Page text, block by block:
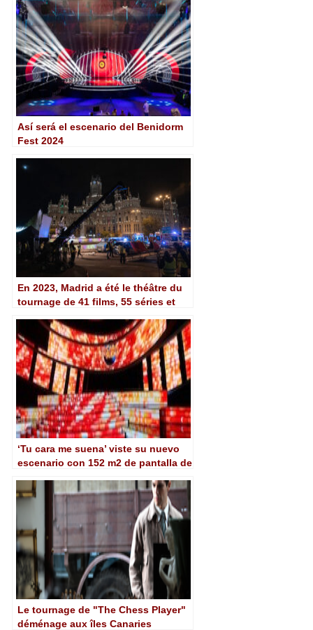
Así será el escenario del Benidorm
Fest 2024
En 2023, Madrid a été le théâtre du
tournage de 41 films, 55 séries et
‘Tu cara me suena’ viste su nuevo
escenario con 152 m2 de pantalla de
Le tournage de "The Chess Player"
déménage aux îles Canaries